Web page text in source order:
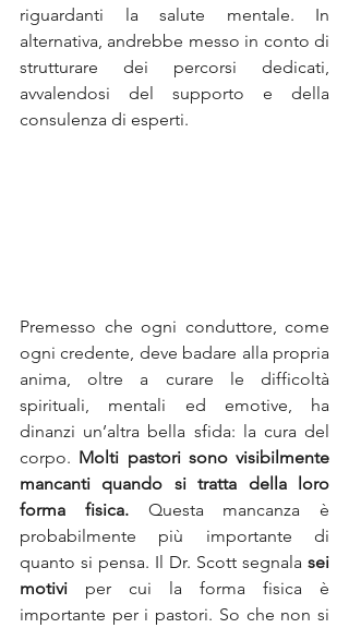
riguardanti la salute mentale. In
alternativa, andrebbe messo in conto di
strutturare dei percorsi dedicati,
avvalendosi del supporto e della
consulenza di esperti.
Premesso che ogni conduttore, come
ogni credente, deve badare alla propria
anima, oltre a curare le difficoltà
spirituali, mentali ed emotive, ha
dinanzi un’altra bella sfida: la cura del
corpo. Molti pastori sono visibilmente
mancanti quando si tratta della loro
forma fisica. Questa mancanza è
probabilmente più importante di
quanto si pensa. Il Dr. Scott segnala sei
motivi per cui la forma fisica è
importante per i pastori. So che non si